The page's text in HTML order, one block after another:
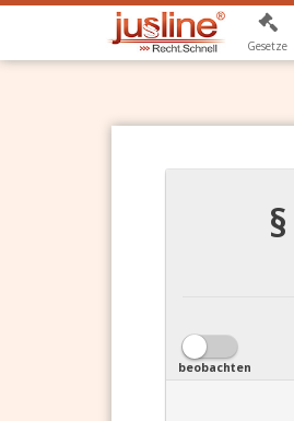
Gesetze
beobachten